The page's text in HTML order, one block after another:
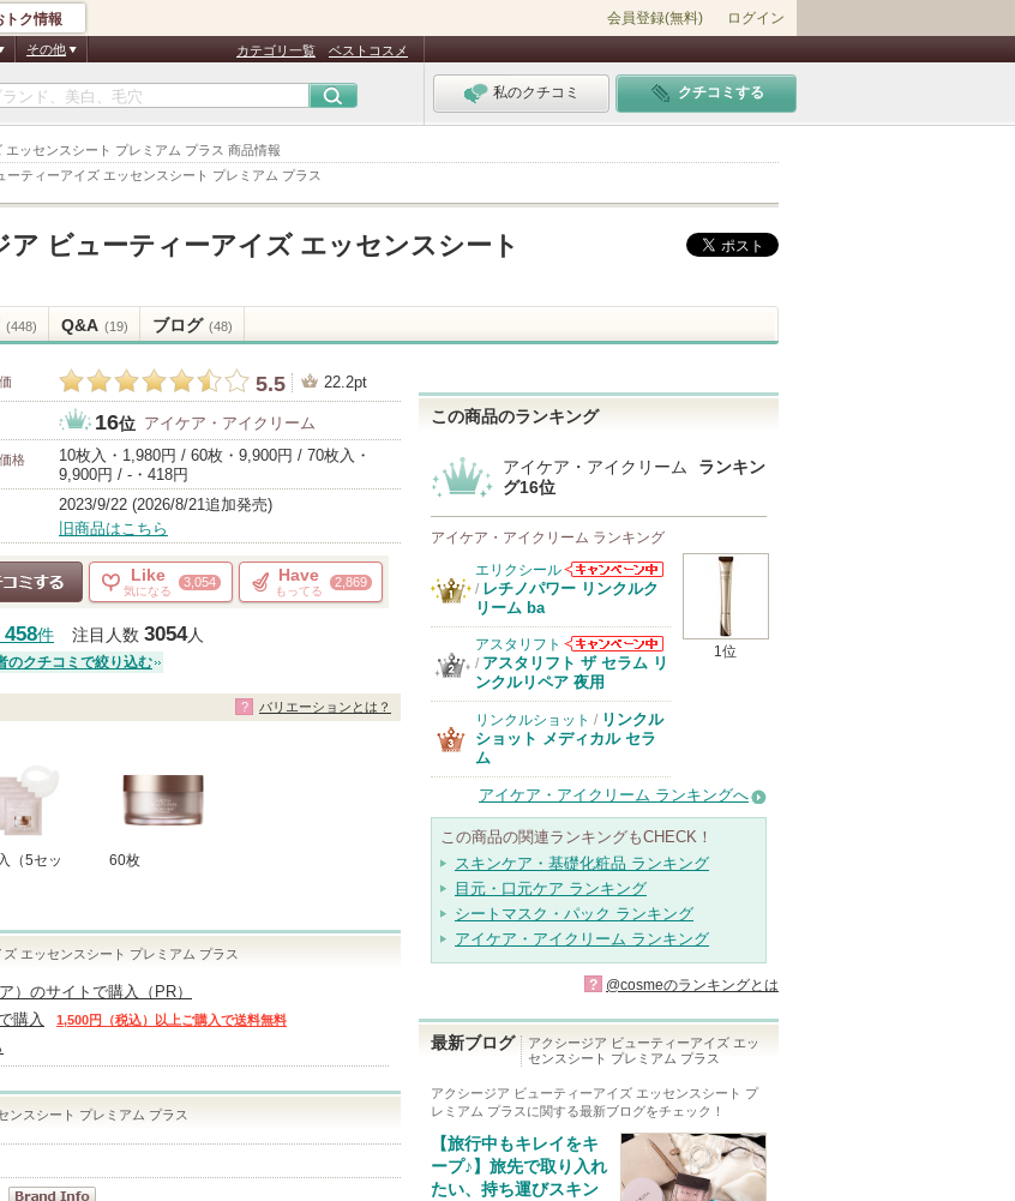
ッセンスシート プレミアム プラス 商品情報
ーティーアイズ エッセンスシート プレミアム プラス
トク情報 会員登録(無料) ログイン
その他 カテゴリ一覧 ベストコスメ
私のクチコミ クチコミする
ア ビューティーアイズ エッセンスシート
(448) Q&A (19) ブログ (48)
5.5 22.2pt
16位 アイケア・アイクリーム
格
10枚入・1,980円 / 60枚・9,900円 / 70枚入・
9,900円 / -・418円
2023/9/22 (2026/8/21追加発売)
旧商品はこちら
Like
気になる
3,054 Have
もってる
2,869
458件 注目人数 3054人
のクチコミで絞り込む
（5セッ
60枚
バリエーションとは？
エッセンスシート プレミアム プラス
）のサイトで購入（PR）
購入 1,500円（税込）以上ご購入で送料無料
ンスシート プレミアム プラス
この商品のランキング
アイケア・アイクリーム
ランキン
グ16位
アイケア・アイクリーム ランキング
1位
エリクシール
エリクシールか
/ レチノパワー リンクルク
リーム ba
アスタリフト
アスタリフトか
らのお知らせが
/ アスタリフト ザ セラム リ
ンクルリペア 夜用
リンクルショット / リンクル
ショット メディカル セラ
ム
アイケア・アイクリーム ランキングへ
この商品の関連ランキングもCHECK！
スキンケア・基礎化粧品 ランキング
目元・口元ケア ランキング
シートマスク・パック ランキング
アイケア・アイクリーム ランキング
? @cosmeのランキングとは
最新ブログ
アクシージア ビューティーアイズ エッ
センスシート プレミアム プラス
アクシージア ビューティーアイズ エッセンスシート プ
レミアム プラス に関する最新ブログをチェック！
【旅行中もキレイをキ
ープ♪】旅先で取り入れ
たい、持ち運びスキン